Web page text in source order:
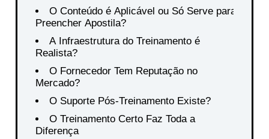
O Conteúdo é Aplicável ou Só Serve para
Preencher Apostila?
A Infraestrutura do Treinamento é
Realista?
O Fornecedor Tem Reputação no
Mercado?
O Suporte Pós-Treinamento Existe?
O Treinamento Certo Faz Toda a
Diferença